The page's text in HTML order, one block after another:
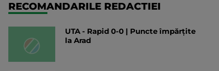
RECOMANDARILE REDACTIEI
UTA - Rapid 0-0 | Puncte împărțite
la Arad